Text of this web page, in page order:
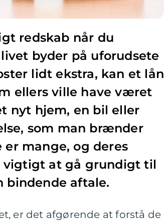
redskab når du
byder på uforudsete
lidt ekstra, kan et lån
ellers ville have været
nyt hjem, en bil eller
som man brænder
mange, og deres
vigtigt at gå grundigt til
bindende aftale.
er det afgørende at forstå de